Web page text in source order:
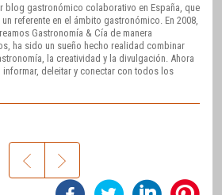
blog gastronómico colaborativo en España, que
referente en el ámbito gastronómico. En 2008,
Gastronomía & Cía de manera
ha sido un sueño hecho realidad combinar
la creatividad y la divulgación. Ahora
deleitar y conectar con todos los